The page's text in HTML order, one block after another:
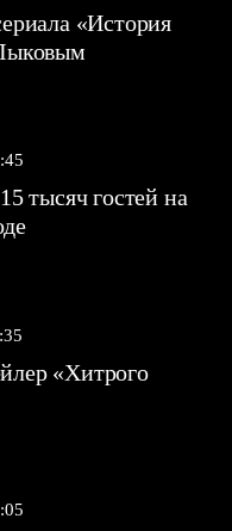
«История
тысяч гостей на
«Хитрого